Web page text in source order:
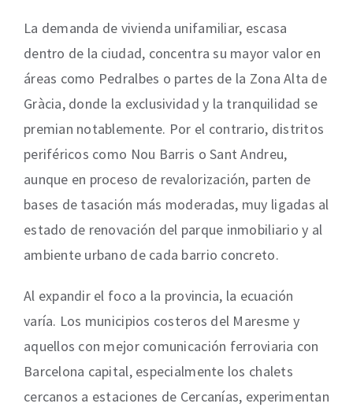
La demanda de vivienda unifamiliar, escasa
dentro de la ciudad, concentra su mayor valor en
áreas como Pedralbes o partes de la Zona Alta de
Gràcia, donde la exclusividad y la tranquilidad se
premian notablemente. Por el contrario, distritos
periféricos como Nou Barris o Sant Andreu,
aunque en proceso de revalorización, parten de
bases de tasación más moderadas, muy ligadas al
estado de renovación del parque inmobiliario y al
ambiente urbano de cada barrio concreto.
Al expandir el foco a la provincia, la ecuación
varía. Los municipios costeros del Maresme y
aquellos con mejor comunicación ferroviaria con
Barcelona capital, especialmente los chalets
cercanos a estaciones de Cercanías, experimentan